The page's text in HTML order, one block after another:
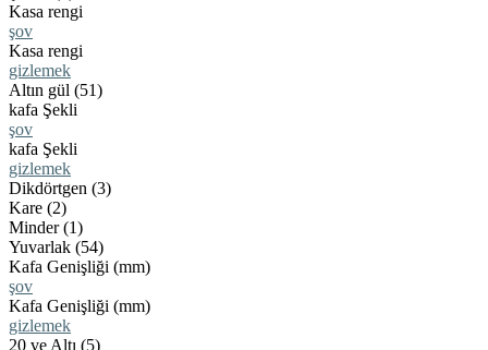
Kasa rengi
şov
Kasa rengi
gizlemek
Altın gül (51)
kafa Şekli
şov
kafa Şekli
gizlemek
Dikdörtgen (3)
Kare (2)
Minder (1)
Yuvarlak (54)
Kafa Genişliği (mm)
şov
Kafa Genişliği (mm)
gizlemek
20 ve Altı (5)